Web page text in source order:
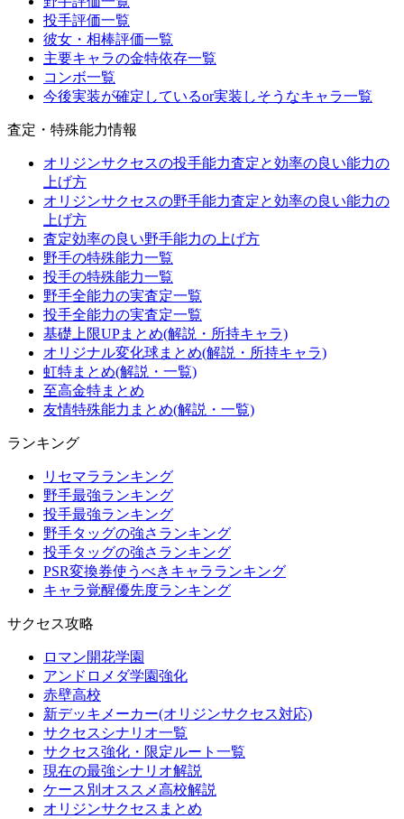
投手評価一覧
彼女・相棒評価一覧
主要キャラの金特依存一覧
コンボ一覧
今後実装が確定しているor実装しそうなキャラ一覧
査定・特殊能力情報
オリジンサクセスの投手能力査定と効率の良い能力の
上げ方
オリジンサクセスの野手能力査定と効率の良い能力の
上げ方
査定効率の良い野手能力の上げ方
野手の特殊能力一覧
投手の特殊能力一覧
野手全能力の実査定一覧
投手全能力の実査定一覧
基礎上限UPまとめ(解説・所持キャラ)
オリジナル変化球まとめ(解説・所持キャラ)
虹特まとめ(解説・一覧)
至高金特まとめ
友情特殊能力まとめ(解説・一覧)
ランキング
リセマラランキング
野手最強ランキング
投手最強ランキング
野手タッグの強さランキング
投手タッグの強さランキング
PSR変換券使うべきキャラランキング
キャラ覚醒優先度ランキング
サクセス攻略
ロマン開花学園
アンドロメダ学園強化
赤壁高校
新デッキメーカー(オリジンサクセス対応)
サクセスシナリオ一覧
サクセス強化・限定ルート一覧
現在の最強シナリオ解説
ケース別オススメ高校解説
オリジンサクセスまとめ